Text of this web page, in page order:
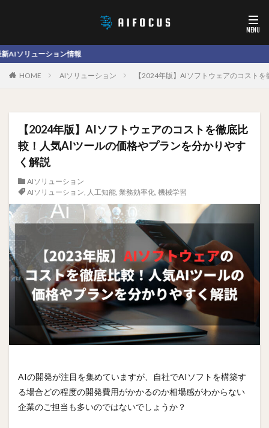
ョン情報
HOME AIソリューション 【2024年版】AIソフトウェアのコスト
【2024年版】AIソフトウェアのコストを徹底比
較！人気AIツールの価格やプランを分かりやす
く解説
AIソリューション
AIソリューション, 人工知能, 業務効率化, 機械学習
AIの開発が注目を集めていますが、自社でAIソフトを構築す
る場合どの程度の開発費用がかかるのか相場感がわからない
企業のご担当も多いのではないでしょうか？